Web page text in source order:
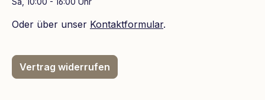
Oder über unser Kontaktformular.
Vertrag widerrufen